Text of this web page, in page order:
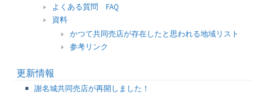
SITEMAP
よくある質問 FAQ
資料
かつて共同売店が存在したと思われる地域リスト
参考リンク
更新情報
謝名城共同売店が再開しました！